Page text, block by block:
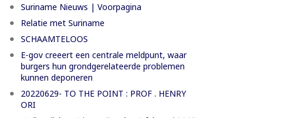
Suriname Nieuws | Voorpagina
Relatie met Suriname
SCHAAMTELOOS
E-gov creeert een centrale meldpunt, waar
burgers hun grondgerelateerde problemen
kunnen deponeren
20220629- TO THE POINT : PROF . HENRY
ORI